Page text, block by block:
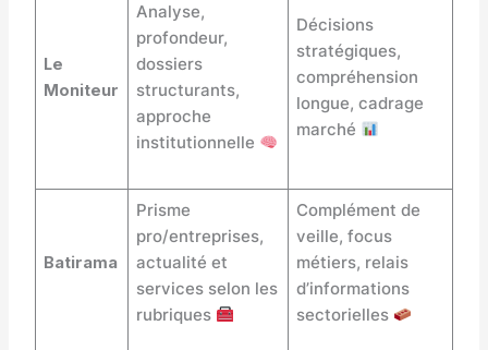
Le
Moniteur
Analyse,
profondeur,
dossiers
structurants,
approche
institutionnelle
Décisions
stratégiques,
compréhension
longue, cadrage
marché
Batirama
Prisme
pro/entreprises,
actualité et
services selon les
rubriques
Complément de
veille, focus
métiers, relais
d’informations
sectorielles